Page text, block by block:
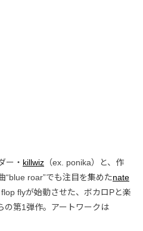
ー・ killwiz （ex. ponika）と、作
“blue roar”でも注目を集めたnate
flyが始動させた、ボカロPと楽
の第1弾作。アートワークは